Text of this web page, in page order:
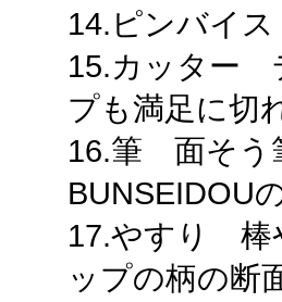
14.ピンバイ
15.カッター
プも満足に切
16.筆 面そう
BUNSEIDOU
17.やすり 棒
ップの柄の断